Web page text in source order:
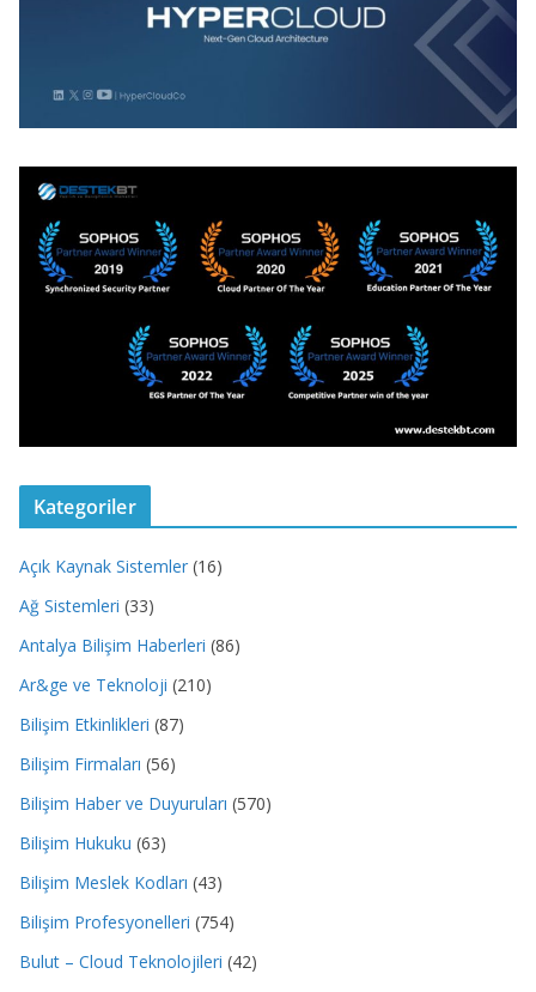
Kategoriler
Açık Kaynak Sistemler (16)
Ağ Sistemleri (33)
Antalya Bilişim Haberleri (86)
Ar&ge ve Teknoloji (210)
Bilişim Etkinlikleri (87)
Bilişim Firmaları (56)
Bilişim Haber ve Duyuruları (570)
Bilişim Hukuku (63)
Bilişim Meslek Kodları (43)
Bilişim Profesyonelleri (754)
Bulut – Cloud Teknolojileri (42)